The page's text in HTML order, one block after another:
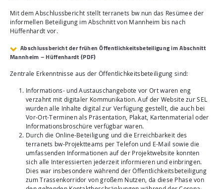
Mit dem Abschlussbericht stellt terranets bw nun das Resümee der
informellen Beteiligung im Abschnitt von Mannheim bis nach
Hüffenhardt vor.
Abschlussbericht der frühen Öffentlichkeitsbeteiligung im Abschnitt
Mannheim – Hüffenhardt (PDF)
Zentrale Erkenntnisse aus der Öffentlichkeitsbeteiligung sind:
Informations- und Austauschangebote vor Ort waren eng
verzahnt mit digitaler Kommunikation. Auf der Website zur SEL
wurden alle Inhalte digital zur Verfügung gestellt, die auch bei
Vor-Ort-Terminen als Präsentation, Plakat, Kartenmaterial oder
Informationsbroschüre verfügbar waren.
Durch die Online-Beteiligung und die Erreichbarkeit des
terranets bw-Projektteams per Telefon und E-Mail sowie die
umfassenden Informationen auf der Projektwebsite konnten
sich alle Interessierten jederzeit informieren und einbringen.
Dies war insbesondere während der Öffentlichkeitsbeteiligung
zum Trassenkorridor von großem Nutzen, da diese Phase von